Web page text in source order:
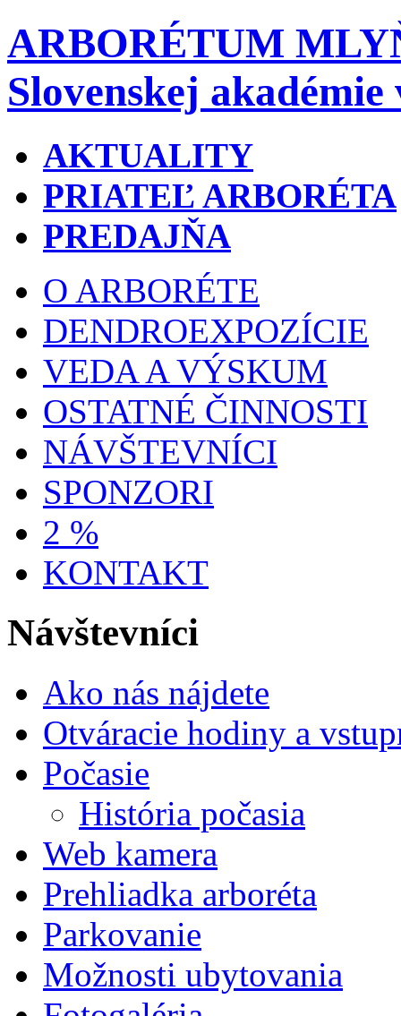
ARBORÉTUM
Slovenskej akadémie
AKTUALITY
PRIATEĽ ARBORÉTA
PREDAJŇA
O ARBORÉTE
DENDROEXPOZÍCIE
VEDA A VÝSKUM
OSTATNÉ ČINNOSTI
NÁVŠTEVNÍCI
SPONZORI
2 %
KONTAKT
Návštevníci
Ako nás nájdete
Otváracie hodiny a
Počasie
História počasia
Web kamera
Prehliadka arboréta
Parkovanie
Možnosti ubytovania